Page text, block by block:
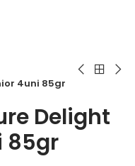
4uni 85gr
Delight
85gr